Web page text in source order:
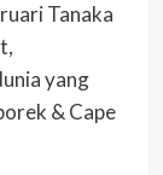
Tanaka
yang
& Cape